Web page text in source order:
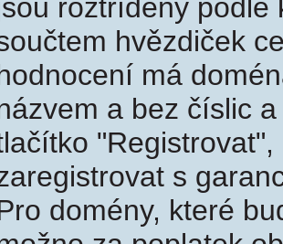
roztříděny podle
hvězdiček
má
a bez číslic
s
domény, které